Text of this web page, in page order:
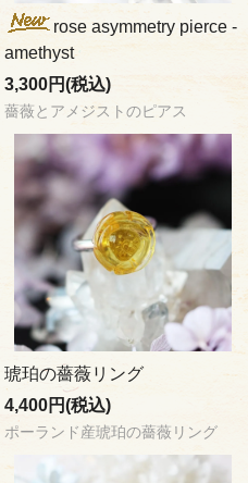
rose asymmetry pierce -
amethyst
3,300円(税込)
薔薇とアメジストのピアス
琥珀の薔薇リング
4,400円(税込)
ポーランド産琥珀の薔薇リング